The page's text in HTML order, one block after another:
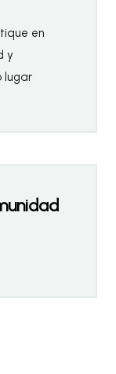
en
y
lugar